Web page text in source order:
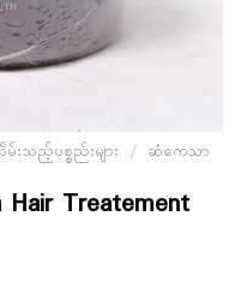
သည့်ပစ္စည်းများ / ဆံကေသာ
Hair Treatement